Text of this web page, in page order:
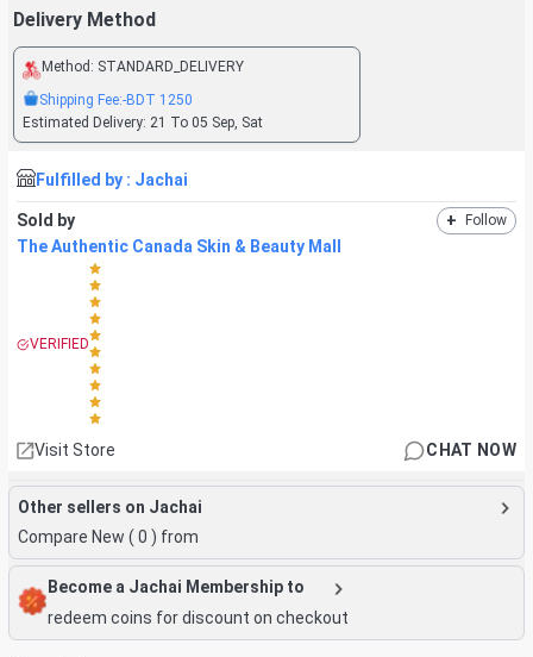
Delivery Method
Method: STANDARD_DELIVERY
Shipping Fee:-BDT 1250
Estimated Delivery: 21 To 05 Sep, Sat
Fulfilled by : Jachai
Sold by + Follow
The Authentic Canada Skin & Beauty Mall
VERIFIED
Visit Store CHAT NOW
Other sellers on Jachai
Compare New ( 0 ) from
Become a Jachai Membership to
redeem coins for discount on checkout